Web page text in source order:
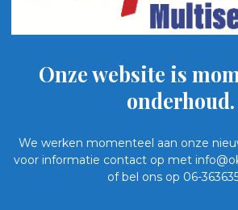
Onze website is
onderhoud.
We werken momenteel aan onze
voor informatie contact op met
of bel ons op 06-